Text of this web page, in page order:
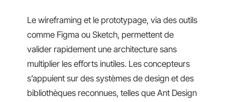
Le wireframing et le prototypage, via des outils
comme Figma ou Sketch, permettent de
valider rapidement une architecture sans
multiplier les efforts inutiles. Les concepteurs
s’appuient sur des systèmes de design et des
bibliothèques reconnues, telles que Ant Design